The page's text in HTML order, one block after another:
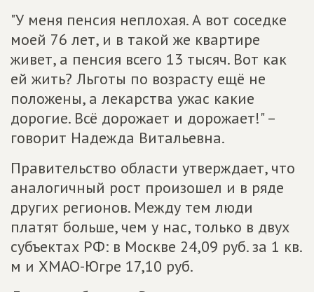
"У меня пенсия неплохая. А вот соседке
моей 76 лет, и в такой же квартире
живет, а пенсия всего 13 тысяч. Вот как
ей жить? Льготы по возрасту ещё не
положены, а лекарства ужас какие
дорогие. Всё дорожает и дорожает!" –
говорит Надежда Витальевна.
Правительство области утверждает, что
аналогичный рост произошел и в ряде
других регионов. Между тем люди
платят больше, чем у нас, только в двух
субъектах РФ: в Москве 24,09 руб. за 1 кв.
м и ХМАО-Югре 17,10 руб.